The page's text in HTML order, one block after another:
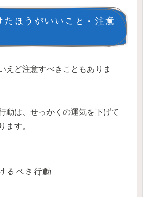
たほうがいいこと・注意
えど注意すべきこともありま
動は、せっかくの運気を下げて
ます。
るべき行動